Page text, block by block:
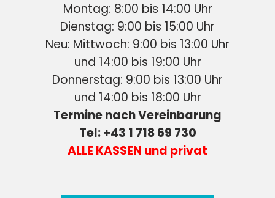
Montag: 8:00 bis 14:00 Uhr
Dienstag: 9:00 bis 15:00 Uhr
Neu: Mittwoch: 9:00 bis 13:00 Uhr
und 14:00 bis 19:00 Uhr
Donnerstag: 9:00 bis 13:00 Uhr
und 14:00 bis 18:00 Uhr
Termine nach Vereinbarung
Tel: +43 1 718 69 730
ALLE KASSEN und privat